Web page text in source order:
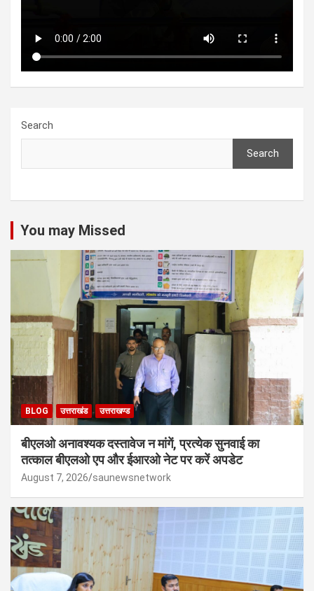
Search
Search
You may Missed
BLOG उत्तराखंड उत्तराखण्ड
बीएलओ अनावश्यक दस्तावेज न मांगें, प्रत्येक सुनवाई का
तत्काल बीएलओ एप और ईआरओ नेट पर करें अपडेट
August 7, 2026 saunewsnetwork